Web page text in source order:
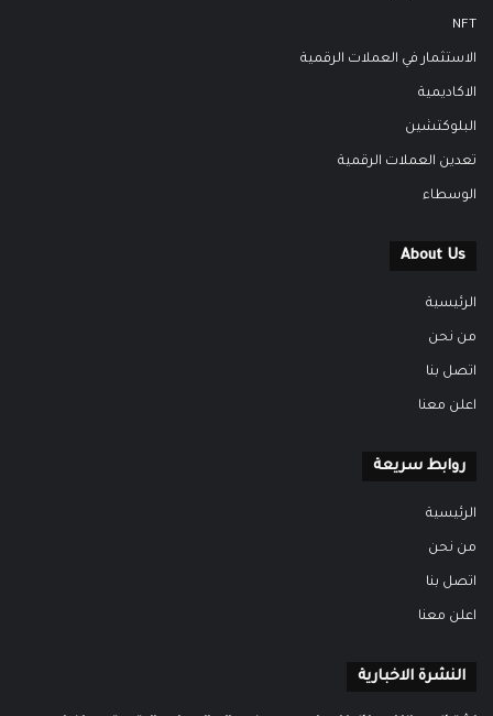
NFT
الاستثمار في العملات الرقمية
الاكاديمية
البلوكتشين
تعدين العملات الرقمية
الوسطاء
About Us
الرئيسية
من نحن
اتصل بنا
اعلن معنا
روابط سريعة
الرئيسية
من نحن
اتصل بنا
اعلن معنا
النشرة الاخبارية